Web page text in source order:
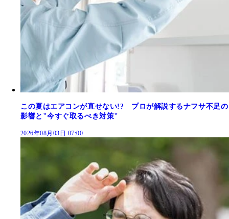
この夏はエアコンが直せない!? プロが解説するナフサ不足の
影響と"今すぐ取るべき対策"
2026年08月03日 07:00